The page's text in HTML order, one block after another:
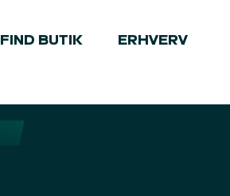
FIND BUTIK ERHVERV